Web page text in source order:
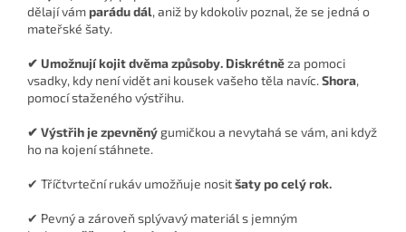
dělají vámparádu dál, aniž by kdokoliv poznal, že se jedná o
mateřské šaty.
✔ Umožnují kojit dvěma způsoby. Diskrétněza pomoci
vsadky, kdy není vidět ani kousek vašeho těla navíc. Shora,
pomocí staženého výstřihu.
✔ Výstřih je zpevněný gumičkou a nevytahá se vám, ani když
ho na kojení stáhnete.
✔ Tříčtvrteční rukáv umožňuje nositšaty po celý rok.
✔ Pevný a zároveň splývavý materiál s jemným